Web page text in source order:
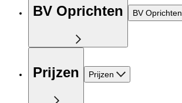
BV Oprichten BV Oprichten
Prijzen Prijzen